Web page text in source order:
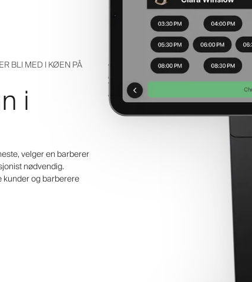
BLI MED I KØEN PÅ
i
velger en barberer
nødvendig.
kunder og barberere